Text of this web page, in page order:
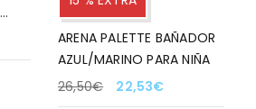
ARENA PALETTE BAÑADOR
AZUL/MARINO PARA NIÑA
26,50€ 22,53€